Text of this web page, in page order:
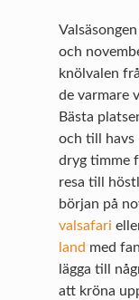
och
knölvalen
de varmare
Bästa
och till havs
dryg timme
resa till
början på
valsafari
land med
lägga till
att kröna